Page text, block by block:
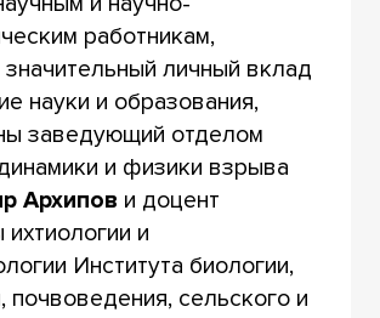
работникам,
личный вклад
науки и образования,
заведующий отделом
и физики взрыва
Архипов и доцент
и
Института биологии,
почвоведения, сельского и